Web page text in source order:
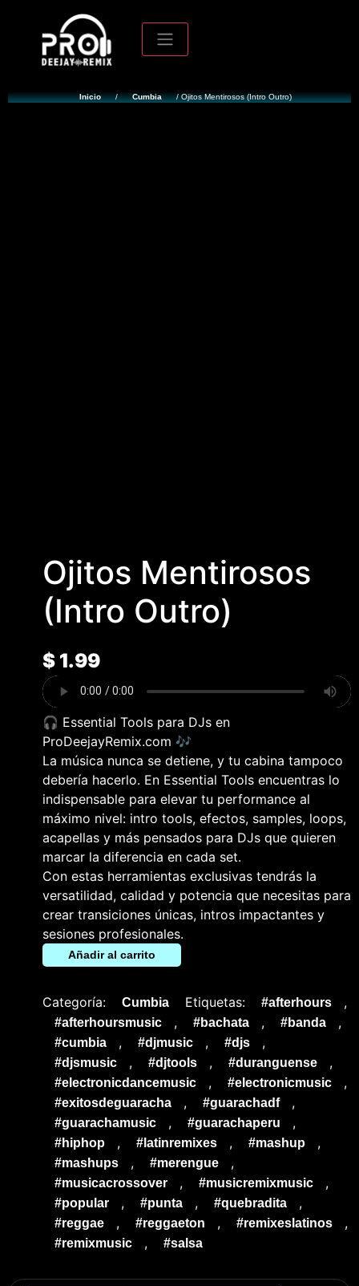
Inicio / Cumbia / Ojitos Mentirosos (Intro Outro)
Ojitos Mentirosos
(Intro Outro)
$1.99
🎧 Essential Tools para DJs en
ProDeejayRemix.com 🎶
La música nunca se detiene, y tu cabina tampoco
debería hacerlo. En Essential Tools encuentras lo
indispensable para elevar tu performance al
máximo nivel: intro tools, efectos, samples, loops,
acapellas y más pensados para DJs que quieren
marcar la diferencia en cada set.
Con estas herramientas exclusivas tendrás la
versatilidad, calidad y potencia que necesitas para
crear transiciones únicas, intros impactantes y
sesiones profesionales.
Añadir al carrito
Categoría: Cumbia Etiquetas: #afterhours ,
#afterhoursmusic , #bachata , #banda ,
#cumbia , #djmusic , #djs ,
#djsmusic , #djtools , #duranguense ,
#electronicdancemusic , #electronicmusic ,
#exitosdeguaracha , #guarachadf ,
#guarachamusic , #guarachaperu ,
#hiphop , #latinremixes , #mashup ,
#mashups , #merengue ,
#musicacrossover , #musicremixmusic ,
#popular , #punta , #quebradita ,
#reggae , #reggaeton , #remixeslatinos ,
#remixmusic , #salsa